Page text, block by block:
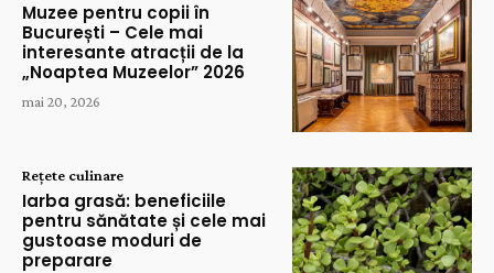
Muzee pentru copii în
București – Cele mai
interesante atracții de la
„Noaptea Muzeelor” 2026
mai 20, 2026
Rețete culinare
Iarba grasă: beneficiile
pentru sănătate și cele mai
gustoase moduri de
preparare